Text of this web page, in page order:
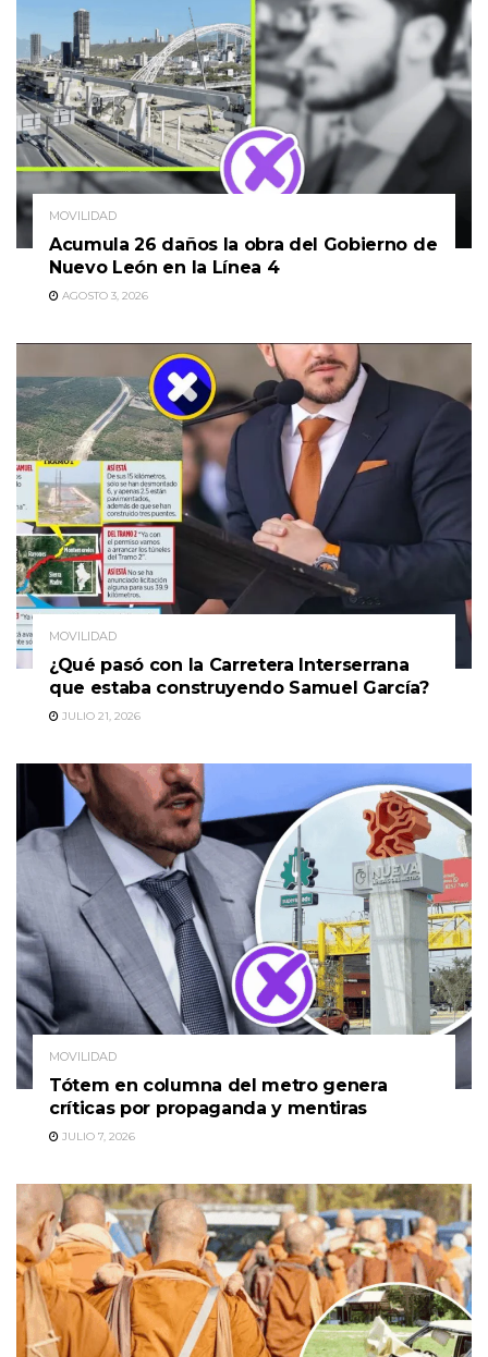
MOVILIDAD
Acumula 26 daños la obra del Gobierno de
Nuevo León en la Línea 4
AGOSTO 3, 2026
MOVILIDAD
¿Qué pasó con la Carretera Interserrana
que estaba construyendo Samuel García?
JULIO 21, 2026
MOVILIDAD
Tótem en columna del metro genera
críticas por propaganda y mentiras
JULIO 7, 2026